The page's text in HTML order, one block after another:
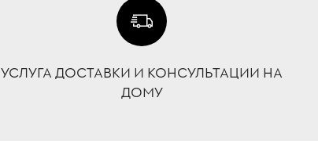
УСЛУГА ДОСТАВКИ И КОНСУЛЬТАЦИИ НА
ДОМУ